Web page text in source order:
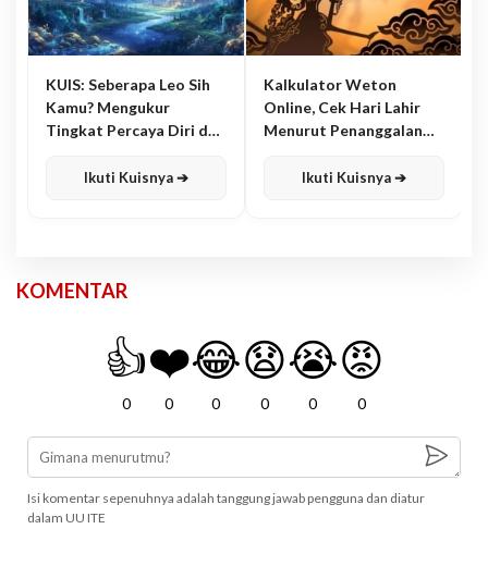
KUIS: Seberapa Leo Sih
Kamu? Mengukur
Tingkat Percaya Diri dan
Ikuti Kuisnya ➔
Kalkulator Weton
Online, Cek Hari Lahir
Menurut Penanggalan
Ikuti Kuisnya ➔
KOMENTAR
👍
0
❤️
0
😂
0
😧
0
😭
0
😡
0
Isi komentar sepenuhnya adalah tanggung jawab pengguna dan diatur
dalam UU ITE